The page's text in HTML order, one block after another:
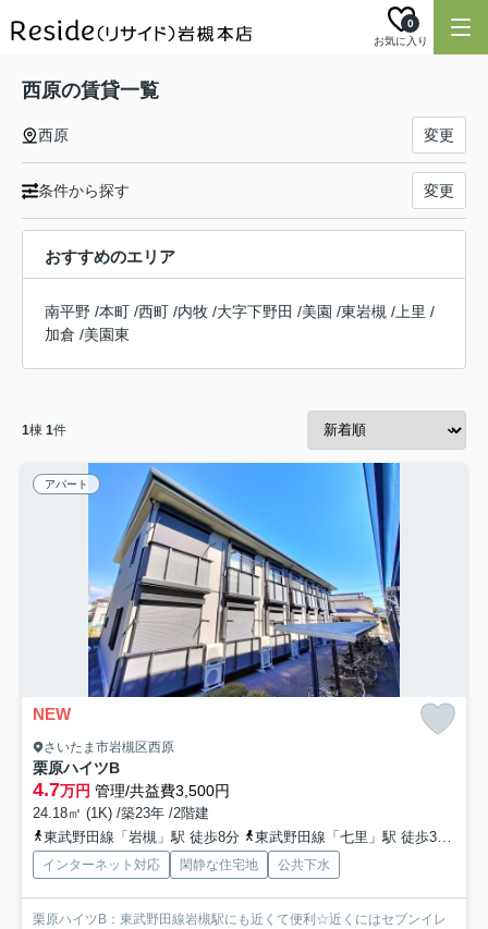
お気に入り
0
西原の賃貸一覧
西原 変更
条件から探す 変更
おすすめのエリア
南平野 /本町 /西町 /内牧 /大字下野田 /美園 /東岩槻 / 上里 /
加倉 /美園東
1棟 1件
アパート
NEW
さいたま市岩槻区西原
栗原ハイツB
4.7万円 管理/共益費3,500円
24.18㎡ (1K) /築23年 /2階建
東武野田線「岩槻」駅 徒歩8分
東武野田線「七里」駅 徒歩39分
インターネット対応 閑静な住宅地 公共下水
栗原ハイツB：東武野田線岩槻駅にも近くて便利☆近くにはセブンイレ